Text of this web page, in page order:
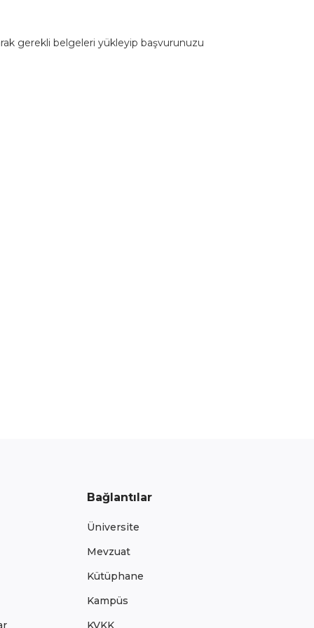
gerekli belgeleri yükleyip başvurunuzu
Bağlantılar
Üniversite
Mevzuat
Kütüphane
Kampüs
KVKK